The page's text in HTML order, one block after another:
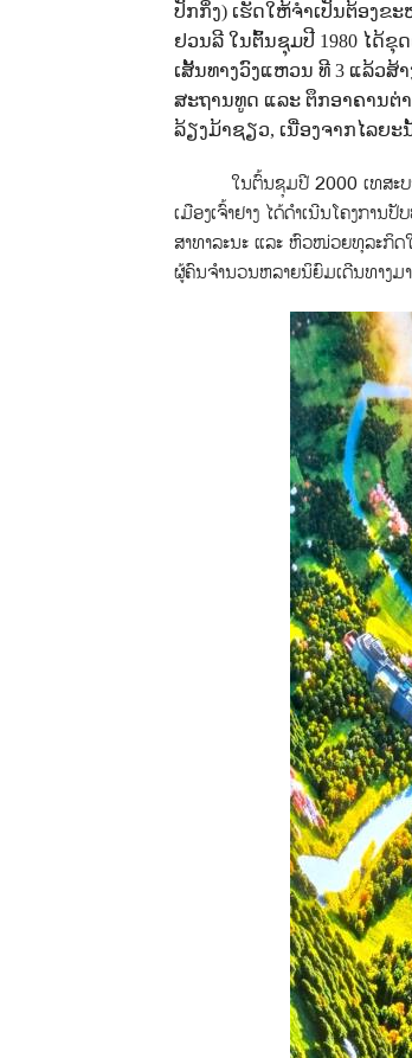
ປັກກິ່ງ) ເຮັດໃຫ້ຈຳເປັນຕ້ອງຂ
ຢວນລີ ໃນຕົ້ນຊຸມປີ 1980 ໄດ້ຂຸ
ເສັ້ນທາງວົງແຫວນ ທີ 3 ແລ້ວສ້
ສະຖານທູດ ແລະ ຕຶກອາຄານຕ່
ລ້ຽງມ້າຊຽວ, ເນື່ອງຈາກໄລຍ
ໃນຕົ້ນຊຸມປີ 2000 ເທສະ
ເມືອງເຈົ້າຢາງ ໄດ້ດຳເນີນໂຄງກາ
ສາທາລະນະ ແລະ ຫົວໜ່ວຍທຸລະກິດ
ຜູ້ຄົນຈຳນວນຫລາຍນິຍົມເດີນທາງມ